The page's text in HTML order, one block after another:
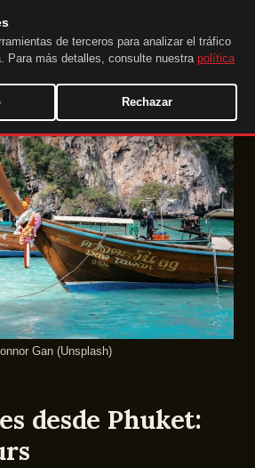
Gan (Unsplash)
desde Phuket:
de terceros para analizar el tráfico
Para más detalles, consulte nuestra política
Rechazar